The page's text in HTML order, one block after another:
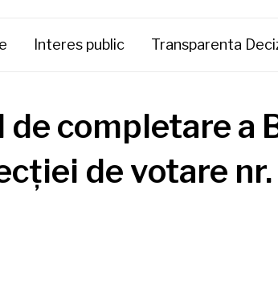
Interes public Transparenta
de completare a
de votare nr.